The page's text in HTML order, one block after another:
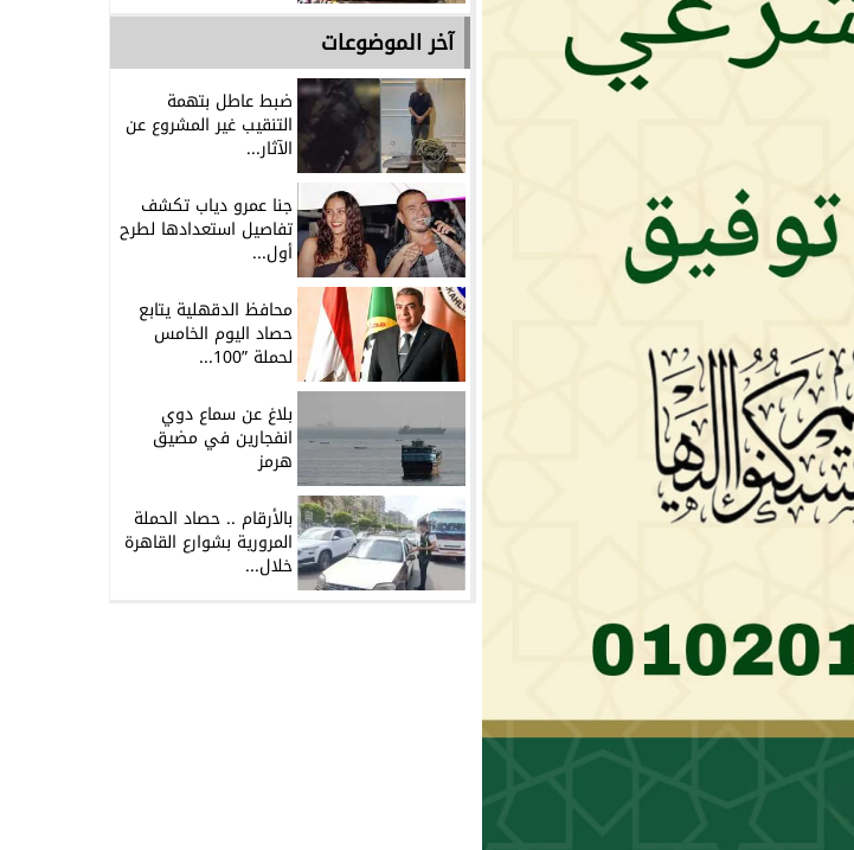
آخر الموضوعات
ضبط عاطل بتهمة
التنقيب غير المشروع عن
الآثار...
جنا عمرو دياب تكشف
تفاصيل استعدادها لطرح
أول...
محافظ الدقهلية يتابع
حصاد اليوم الخامس
لحملة ”100...
بلاغ عن سماع دوي
انفجارين في مضيق
هرمز
بالأرقام .. حصاد الحملة
المرورية بشوارع القاهرة
خلال...